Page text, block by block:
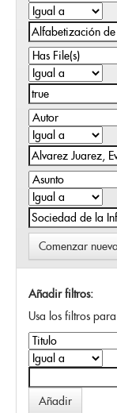
Comenzar
Añadir filtros:
Usa los filtros